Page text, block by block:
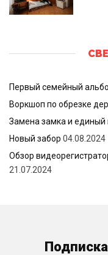
Первый семейный
Воркшоп по обрезке
Замена замка и единый
Новый забор 04.08.2024
Обзор
21.07.2024